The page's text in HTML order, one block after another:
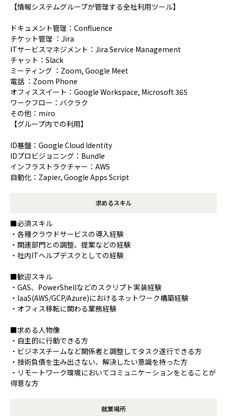
【情報システムグループが管理する全社利用ツール】
ドキュメント管理：Confluence
チケット管理 ：Jira
ITサービスマネジメント：Jira Service Management
チャット：Slack
ミーティング ：Zoom, Google Meet
電話 ：Zoom Phone
オフィススイート：Google Workspace, Microsoft 365
ワークフロー：バクラク
その他：miro
【グループ内での利用】
ID基盤：Google Cloud Identity
IDプロビジョニング：Bundle
インフラストラクチャー：AWS
自動化：Zapier, Google Apps Script
求めるスキル
■必須スキル
・各種クラウドサービスの導入経験
・関連部門との調整、提案などの経験
・社内ITヘルプデスクとしての経験
■歓迎スキル
・GAS、PowerShellなどのスクリプト実装経験
・IaaS(AWS/GCP/Azure)におけるネットワーク構築経験
・オフィス移転に関わる業務経験
■求める人物像
・自主的に行動できる方
・ビジネスチームなど関係者と調整してタスク遂行できる方
・技術負債を生み出さない、解決したい意識を持った方
・リモートワーク環境においてコミュニケーションをとることが
得意な方
就業場所